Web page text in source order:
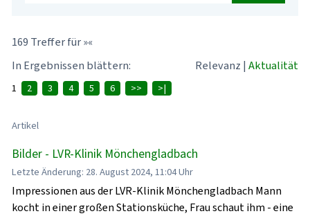
169 Treffer für »«
In Ergebnissen blättern:
Relevanz | Aktualität
1 2 3 4 5 6 >> >|
Artikel
Bilder - LVR-Klinik Mönchengladbach
Letzte Änderung: 28. August 2024, 11:04 Uhr
Impressionen aus der LVR-Klinik Mönchengladbach Mann
kocht in einer großen Stationsküche, Frau schaut ihm - eine